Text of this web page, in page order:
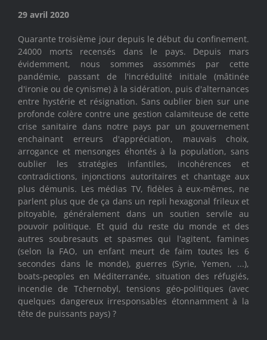
29 avril 2020
Quarante troisième jour depuis le début du confinement.
24000 morts recensés dans le pays. Depuis mars
évidemment, nous sommes assommés par cette
pandémie, passant de l'incrédulité initiale (mâtinée
d'ironie ou de cynisme) à la sidération, puis d'alternances
entre hystérie et résignation. Sans oublier bien sur une
profonde colère contre une gestion calamiteuse de cette
crise sanitaire dans notre pays par un gouvernement
enchainant erreurs d'appréciation, mauvais choix,
arrogance et mensonges éhontés à la population, sans
oublier les stratégies infantiles, incohérences et
contradictions, injonctions autoritaires et chantage aux
plus démunis. Les médias TV, fidèles à eux-mêmes, ne
parlent plus que de ça dans un repli hexagonal frileux et
pitoyable, généralement dans un soutien servile au
pouvoir politique. Et quid du reste du monde et des
autres soubresauts et spasmes qui l'agitent, famines
(selon la FAO, un enfant meurt de faim toutes les 6
secondes dans le monde), guerres (Syrie, Yemen, ...),
boats-peoples en Méditerranée, situation des réfugiés,
incendie de Tchernobyl, tensions géo-politiques (avec
quelques dangereux irresponsables étonnamment à la
tête de puissants pays) ?